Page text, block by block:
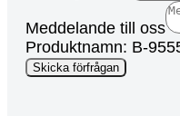
Meddelande till oss
Produktnamn: B-
Campaign
Skicka förfrågan